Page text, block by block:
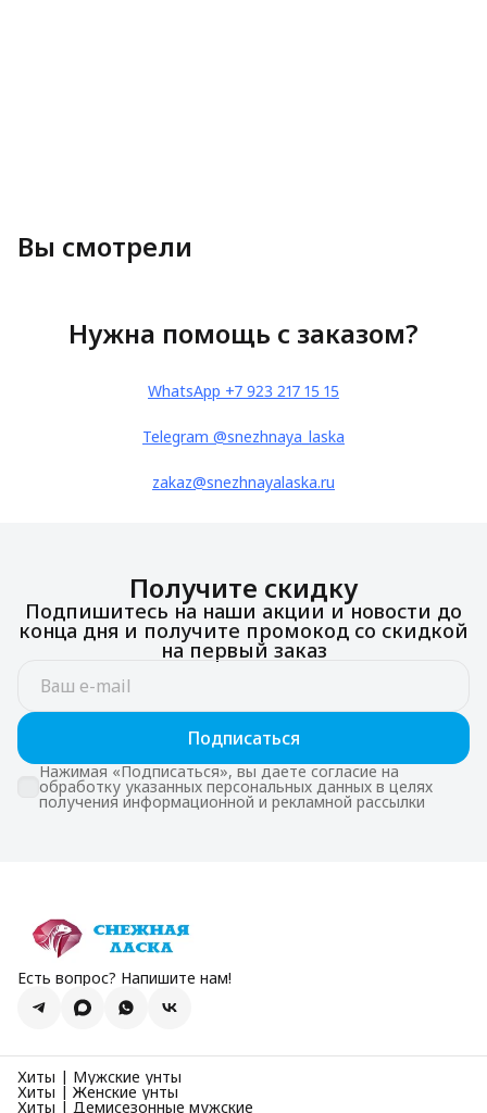
Вы смотрели
Нужна помощь с заказом?
WhatsApp +7 923 217 15 15
Telegram @snezhnaya_laska
zakaz@snezhnayalaska.ru
Получите скидку
Подпишитесь на наши акции и новости до
конца дня и получите промокод со скидкой
на первый заказ
Подписаться
Нажимая «Подписаться», вы даете согласие на
обработку указанных персональных данных в целях
получения информационной и рекламной рассылки
Есть вопрос? Напишите нам!
Хиты | Мужские унты
Хиты | Женские унты
Хиты | Демисезонные мужские